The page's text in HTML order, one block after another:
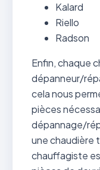
Kalard
Riello
Radson
Enfin, chaque
dépanneur/
cela nous
pièces
dépannage/
une chaudière
chauffagiste